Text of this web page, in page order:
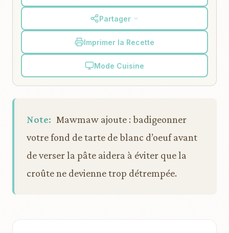
Partager
Imprimer la Recette
Mode Cuisine
Note: Mawmaw ajoute : badigeonner
votre fond de tarte de blanc d’oeuf avant
de verser la pâte aidera à éviter que la
croûte ne devienne trop détrempée.